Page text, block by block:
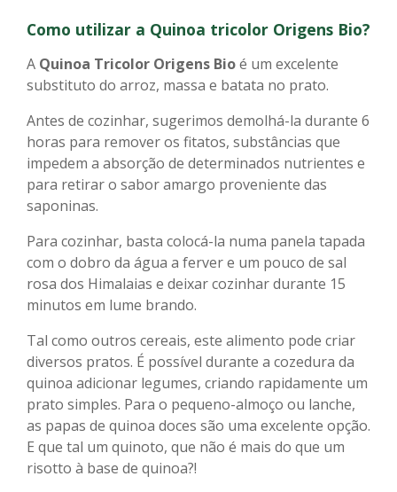
Como utilizar a Quinoa tricolor Origens Bio?
A Quinoa Tricolor Origens Bioé um excelente
substituto do arroz, massa e batata no prato.
Antes de cozinhar, sugerimos demolhá-la durante 6
horas para remover os fitatos, substâncias que
impedem a absorção de determinados nutrientes e
para retirar o sabor amargo proveniente das
saponinas.
Para cozinhar, basta colocá-la numa panela tapada
com o dobro da água a ferver e um pouco de sal
rosa dos Himalaias e deixar cozinhar durante 15
minutos em lume brando.
Tal como outros cereais, este alimento pode criar
diversos pratos. É possível durante a cozedura da
quinoa adicionar legumes, criando rapidamente um
prato simples. Para o pequeno-almoço ou lanche,
as papas de quinoa doces são uma excelente opção.
E que tal um quinoto, que não é mais do que um
risotto à base de quinoa?!